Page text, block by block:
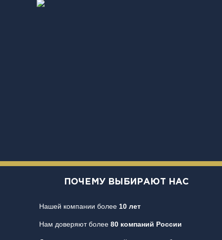
ПОЧЕМУ ВЫБИРАЮТ НАС
Нашей компании более 10 лет
Нам доверяют более 80 компаний России